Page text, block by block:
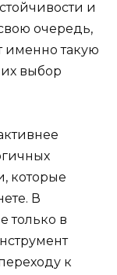
и
очередь,
именно такую
выбор
которые
В
только в
к